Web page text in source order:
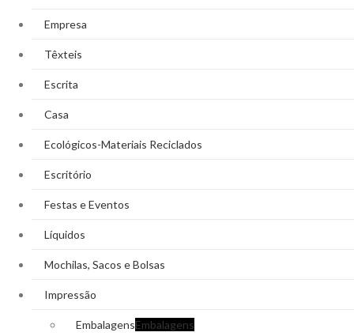
Empresa
Têxteis
Escrita
Casa
Ecológicos-Materiais Reciclados
Escritório
Festas e Eventos
Líquidos
Mochilas, Sacos e Bolsas
Impressão
EmbalagensEmbalagens